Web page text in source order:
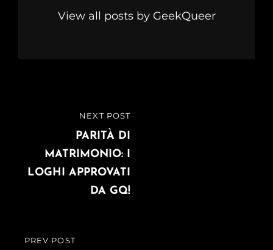
View all posts by GeekQueer
Navigazione
PREVIOUS
PREV POST
NEXT POST
PARITÀ DI
MATRIMONIO: I
LOGHI APPROVATI
DA GQ!